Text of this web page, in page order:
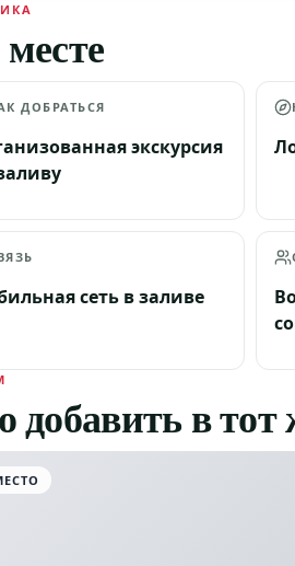
ДОБРАТЬСЯ
экскурсия
сеть в заливе
добавить в тот